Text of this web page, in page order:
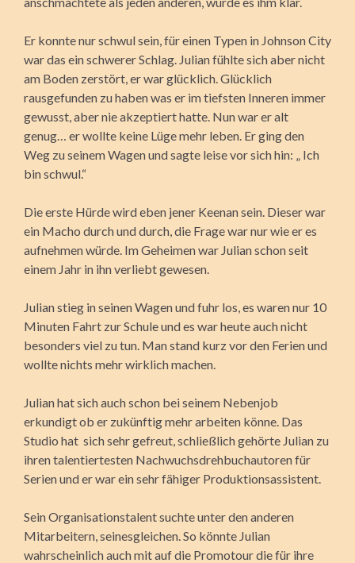
Er konnte nur schwul sein, für einen Typen in Johnson City
war das ein schwerer Schlag. Julian fühlte sich aber nicht
am Boden zerstört, er war glücklich. Glücklich
rausgefunden zu haben was er im tiefsten Inneren immer
gewusst, aber nie akzeptiert hatte. Nun war er alt
genug… er wollte keine Lüge mehr leben. Er ging den
Weg zu seinem Wagen und sagte leise vor sich hin: „ Ich
bin schwul.“
Die erste Hürde wird eben jener Keenan sein. Dieser war
ein Macho durch und durch, die Frage war nur wie er es
aufnehmen würde. Im Geheimen war Julian schon seit
einem Jahr in ihn verliebt gewesen.
Julian stieg in seinen Wagen und fuhr los, es waren nur 10
Minuten Fahrt zur Schule und es war heute auch nicht
besonders viel zu tun. Man stand kurz vor den Ferien und
wollte nichts mehr wirklich machen.
Julian hat sich auch schon bei seinem Nebenjob
erkundigt ob er zukünftig mehr arbeiten könne. Das
Studio hat sich sehr gefreut, schließlich gehörte Julian zu
ihren talentiertesten Nachwuchsdrehbuchautoren für
Serien und er war ein sehr fähiger Produktionsassistent.
Sein Organisationstalent suchte unter den anderen
Mitarbeitern, seinesgleichen. So könnte Julian
wahrscheinlich auch mit auf die Promotour die für ihre